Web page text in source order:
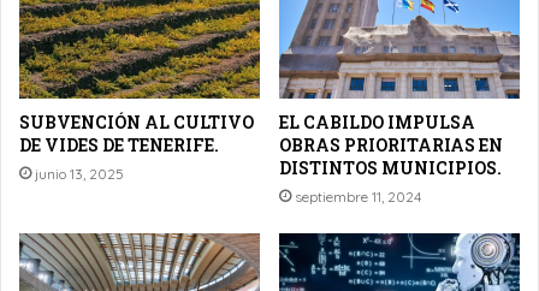
SUBVENCIÓN AL CULTIVO
DE VIDES DE TENERIFE.
junio 13, 2025
EL CABILDO IMPULSA
OBRAS PRIORITARIAS EN
DISTINTOS MUNICIPIOS.
septiembre 11, 2024